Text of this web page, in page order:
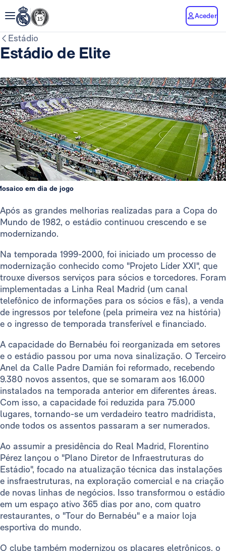
Aceder
Estádio
Estádio de Elite
em dia de jogo
Após as grandes melhorias realizadas para a Copa do
Mundo de 1982, o estádio continuou crescendo e se
modernizando.
Na temporada 1999-2000, foi iniciado um processo de
modernização conhecido como "Projeto Líder XXI", que
trouxe diversos serviços para sócios e torcedores. Foram
implementadas a Linha Real Madrid (um canal
telefônico de informações para os sócios e fãs), a venda
de ingressos por telefone (pela primeira vez na história)
e o ingresso de temporada transferível e financiado.
A capacidade do Bernabéu foi reorganizada em setores
e o estádio passou por uma nova sinalização. O Terceiro
Anel da Calle Padre Damián foi reformado, recebendo
9.380 novos assentos, que se somaram aos 16.000
instalados na temporada anterior em diferentes áreas.
Com isso, a capacidade foi reduzida para 75.000
lugares, tornando-se um verdadeiro teatro madridista,
onde todos os assentos passaram a ser numerados.
Ao assumir a presidência do Real Madrid, Florentino
Pérez lançou o "Plano Diretor de Infraestruturas do
Estádio", focado na atualização técnica das instalações
e insfraestruturas, na exploração comercial e na criação
de novas linhas de negócios. Isso transformou o estádio
em um espaço ativo 365 dias por ano, com quatro
restaurantes, o "Tour do Bernabéu" e a maior loja
esportiva do mundo.
O clube também modernizou os placares eletrônicos, o